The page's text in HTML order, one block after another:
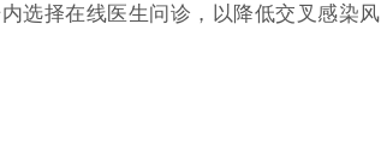
选择在线医生问诊，以降低交叉感染风